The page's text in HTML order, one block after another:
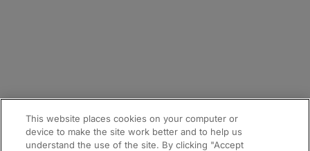
This website places cookies on your computer or
device to make the site work better and to help us
understand the use of the site. By clicking "Accept